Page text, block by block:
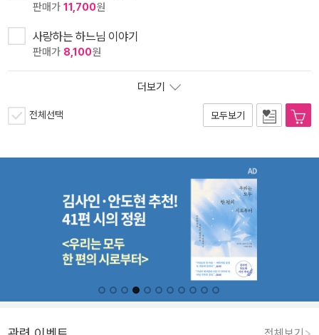
판매가 11,700원
사랑하는 하느님 이야기
판매가 8,100원
더보기
전체선택 모두보기